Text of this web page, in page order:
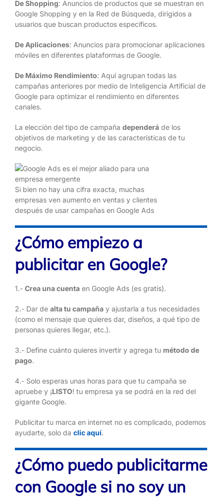
De Shopping: Anuncios de productos que se muestran en
Google Shopping y en la Red de Búsqueda, dirigidos a
usuarios que buscan productos específicos.
De Aplicaciones: Anuncios para promocionar aplicaciones
móviles en diferentes plataformas de Google.
De Máximo Rendimiento: Aquí agrupan todas las
campañas anteriores por medio de Inteligencia Artificial de
Google para optimizar el rendimiento en diferentes
canales.
La elección del tipo de campaña dependerá de los
objetivos de marketing y de las características de tu
negocio.
Si bien no hay una cifra exacta, muchas
empresas ven aumento en ventas y clientes
después de usar campañas en Google Ads
¿Cómo empiezo a
publicitar en Google?
1.- Crea una cuenta en Google Ads (es gratis).
2.- Dar de alta tu campaña y ajustarla a tus necesidades
(como el mensaje que quieres dar, diseños, a qué tipo de
personas quieres llegar, etc.).
3.- Define cuánto quieres invertir y agrega tu método de
pago.
4.- Solo esperas unas horas para que tu campaña se
apruebe y ¡LISTO! tu empresa ya se podrá en la red del
gigante Google.
Publicitar tu marca en internet no es complicado, podemos
ayudarte, solo da clic aquí.
¿Cómo puedo publicitarme
con Google si no soy un